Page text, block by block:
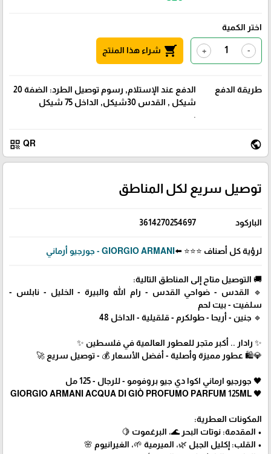
اختر الكمية
-
+
shopping_cart شراء هذا المنتج
طريقة الدفع
الدفع عند الإستلام, رسوم توصيل الطرد: الضفة 20
شيكل , القدس 30شيكل, الداخل 75 شيكل
.
public
QR
qr_code
توصيل سريع لكل المناطق
الباركود 3614270254697
لرؤية كل أصناف ⭐⭐⭐ ⬅️ GIORGIO ARMANI - جورجيو أرماني
🚚 التوصيل متاح إلى المناطق التالية:
🔹 القدس - ضواحي القدس - رام الله والبيرة - الخليل - نابلس -
سلفيت - بيت لحم
🔹 جنين - أريحا - طولكرم - قلقيلية - الداخل 48
✨ رادار .. أكبر متجر للعطور العالمية في فلسطين ✨
💎🛍️ عطور مميزة وأصلية - أفضل الأسعار 💰 - توصيل سريع 🚀
🖤 جورجيو ارماني اكوا دي جيو بروفومو - للرجال - 125 مل
🖤 GIORGIO ARMANI ACQUA DI GIÒ PROFUMO PARFUM 125ML
المكونات العطرية:
• المقدمة: نوتات البحر 🌊، البرغموت 🍋
• القلب: إكليل الجبل 🌿، الميرمية 🌱، الغيرانيوم 🌸